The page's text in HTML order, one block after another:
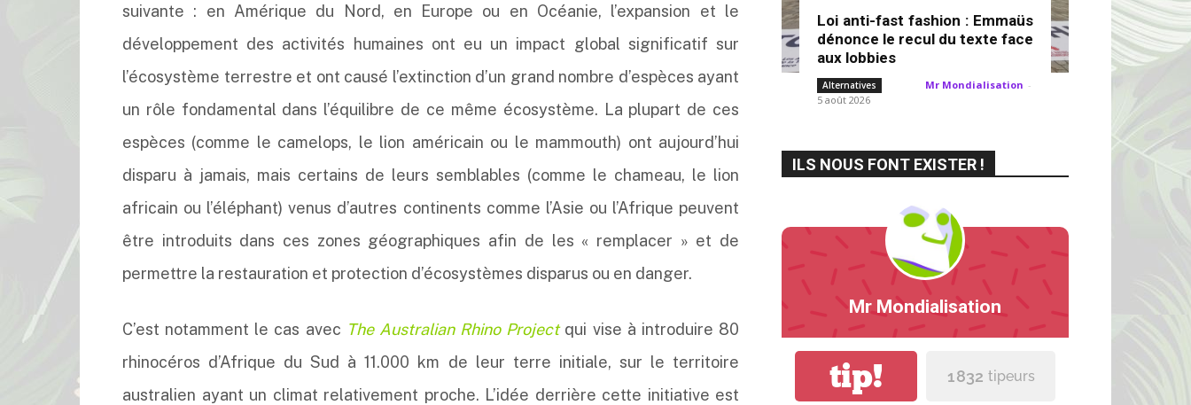
suivante : en Amérique du Nord, en Europe ou en Océanie, l’expansion et le
développement des activités humaines ont eu un impact global significatif sur
l’écosystème terrestre et ont causé l’extinction d’un grand nombre d’espèces ayant
un rôle fondamental dans l’équilibre de ce même écosystème. La plupart de ces
espèces (comme le camelops, le lion américain ou le mammouth) ont aujourd’hui
disparu à jamais, mais certains de leurs semblables (comme le chameau, le lion
africain ou l’éléphant) venus d’autres continents comme l’Asie ou l’Afrique peuvent
être introduits dans ces zones géographiques afin de les « remplacer » et de
permettre la restauration et protection d’écosystèmes disparus ou en danger.
C’est notamment le cas avec The Australian Rhino Project qui vise à introduire 80
rhinocéros d’Afrique du Sud à 11.000 km de leur terre initiale, sur le territoire
australien ayant un climat relativement proche. L’idée derrière cette initiative est
Loi anti-fast fashion : Emmaüs
dénonce le recul du texte face
aux lobbies
Alternatives Mr Mondialisation -
5 août 2026
ILS NOUS FONT EXISTER !
Mr Mondialisation
tip! 1 832 tipeurs